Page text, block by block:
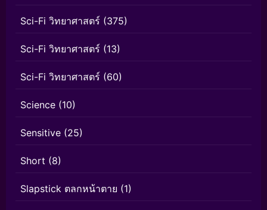
Sci-Fi วิทยาศาสตร์ (375)
Sci-Fi วิทยาศาสตร์ (13)
Sci-Fi วิทยาศาสตร์ (60)
Science (10)
Sensitive (25)
Short (8)
Slapstick ตลกหน้าตาย (1)